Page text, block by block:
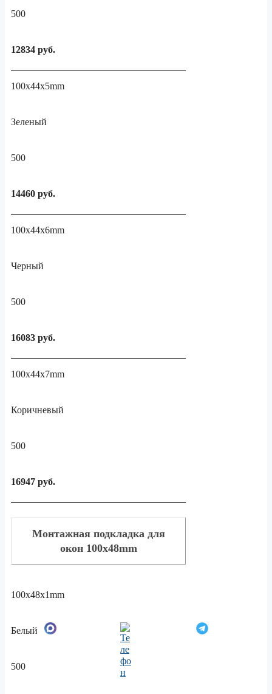
500
12834 руб.
100x44x5mm
Зеленый
500
14460 руб.
100x44x6mm
Черный
500
16083 руб.
100x44x7mm
Коричневый
500
16947 руб.
Монтажная подкладка для
окон 100x48mm
100x48x1mm
Белый
500